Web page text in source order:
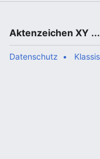
Aktenzeichen XY
Datenschutz